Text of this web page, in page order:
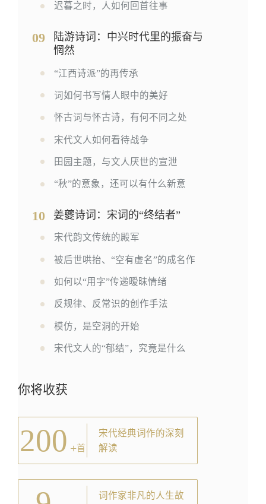
迟暮之时，人如何回首往事
09
陆游诗词：中兴时代里的振奋与
惘然
“江西诗派”的再传承
词如何书写情人眼中的美好
怀古词与怀古诗，有何不同之处
宋代文人如何看待战争
田园主题，与文人厌世的宣泄
“秋”的意象，还可以有什么新意
10 姜夔诗词：宋词的“终结者”
宋代韵文传统的殿军
被后世哄抬、“空有虚名”的成名作
如何以“用字”传递暧昧情绪
反规律、反常识的创作手法
模仿，是空洞的开始
宋代文人的“郁结”，究竟是什么
你将收获
200 +首
宋代经典词作的深刻
解读
词作家非凡的人生故